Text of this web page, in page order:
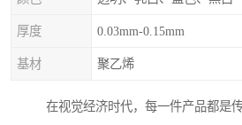
厚度 0.03mm-0.15mm
基材 聚乙烯
在视觉经济时代，每一件产品都是